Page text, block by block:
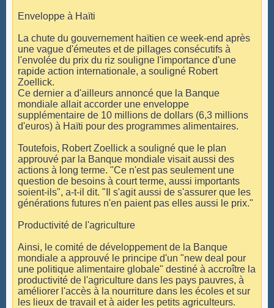
Enveloppe à Haïti
La chute du gouvernement haïtien ce week-end après
une vague d'émeutes et de pillages consécutifs à
l'envolée du prix du riz souligne l'importance d'une
rapide action internationale, a souligné Robert
Zoellick.
Ce dernier a d'ailleurs annoncé que la Banque
mondiale allait accorder une enveloppe
supplémentaire de 10 millions de dollars (6,3 millions
d'euros) à Haïti pour des programmes alimentaires.
Toutefois, Robert Zoellick a souligné que le plan
approuvé par la Banque mondiale visait aussi des
actions à long terme. "Ce n'est pas seulement une
question de besoins à court terme, aussi importants
soient-ils", a-t-il dit. "Il s'agit aussi de s'assurer que les
générations futures n'en paient pas elles aussi le prix."
Productivité de l'agriculture
Ainsi, le comité de développement de la Banque
mondiale a approuvé le principe d'un "new deal pour
une politique alimentaire globale" destiné à accroître la
productivité de l'agriculture dans les pays pauvres, à
améliorer l'accès à la nourriture dans les écoles et sur
les lieux de travail et à aider les petits agriculteurs.